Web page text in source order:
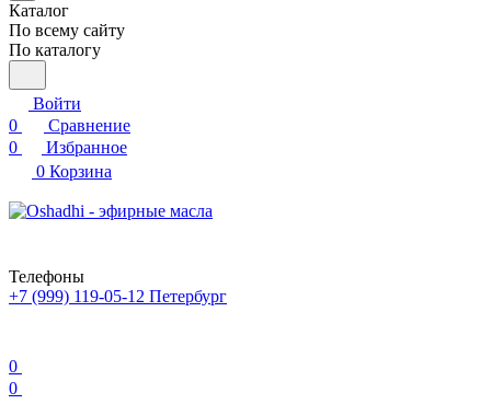
Каталог
По всему сайту
По каталогу
Войти
0
Сравнение
0
Избранное
0 Корзина
Телефоны
+7 (999) 119-05-12 Петербург
0
0